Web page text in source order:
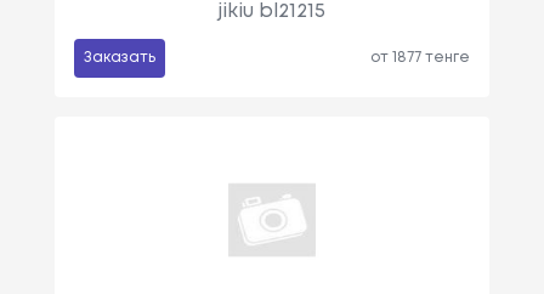
jikiu bl21215
Заказать от 1877 тенге